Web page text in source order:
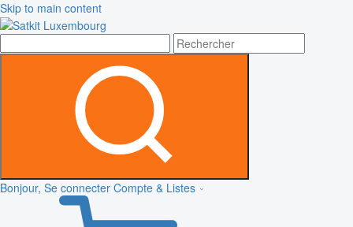
Skip to main content
Bonjour, Se connecter Compte & Listes